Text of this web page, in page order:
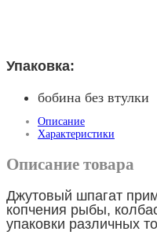
Упаковка:
бобина без втулки
Описание
Характеристики
Описание товара
Джутовый шпагат
копчения рыбы,
упаковки различных